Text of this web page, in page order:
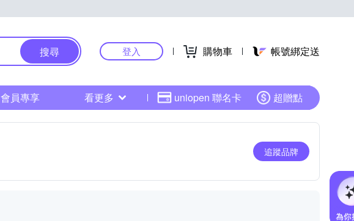
搜尋 登入 購物車 帳號綁定送
會員專享 看更多 uniopen 聯名卡 超贈點
追蹤品牌